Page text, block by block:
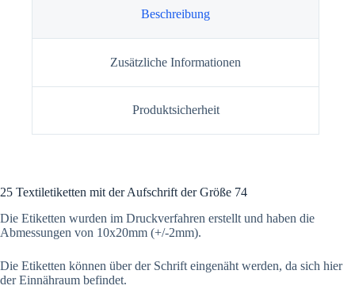
Beschreibung
Zusätzliche Informationen
Produktsicherheit
25 Textiletiketten mit der Aufschrift der Größe 74
Die Etiketten wurden im Druckverfahren erstellt und haben die
Abmessungen von 10x20mm (+/-2mm).
Die Etiketten können über der Schrift eingenäht werden, da sich hier
der Einnähraum befindet.